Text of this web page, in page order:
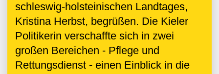
schleswig-holsteinischen Landtages,
Kristina Herbst, begrüßen. Die Kieler
Politikerin verschaffte sich in zwei
großen Bereichen - Pflege und
Rettungsdienst - einen Einblick in die